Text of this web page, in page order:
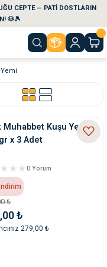
CEPTE — PATİ DOSTLARIN
🐶🎾
Muhabbet Kuşu Yemi
x 3 Adet
0 Yorum
₺
₺
279,00 ₺